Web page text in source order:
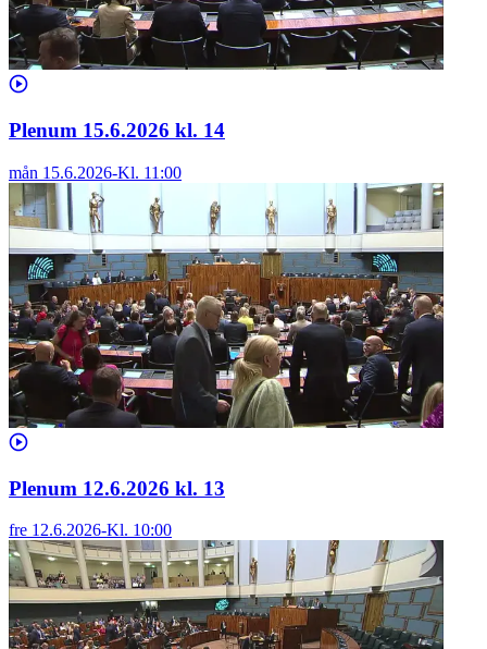
Plenum 15.6.2026 kl. 14
mån 15.6.2026-Kl. 11:00
Plenum 12.6.2026 kl. 13
fre 12.6.2026-Kl. 10:00